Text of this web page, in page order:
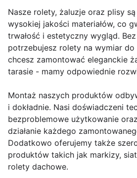
Nasze rolety, żaluzje oraz plisy
wysokiej jakości materiałów, co
trwałość i estetyczny wygląd.
potrzebujesz rolety na wymiar
chcesz zamontować eleganckie
tarasie - mamy odpowiednie
Montaż naszych produktów
i dokładnie. Nasi doświadczeni
bezproblemowe użytkowanie
działanie każdego
Dodatkowo oferujemy także
produktów takich jak markizy,
rolety dachowe.